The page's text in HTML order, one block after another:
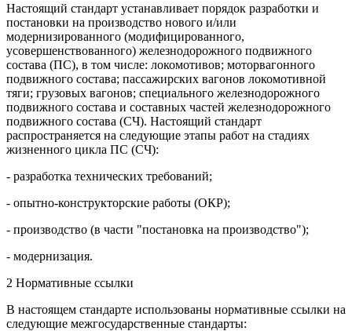
Настоящий стандарт устанавливает порядок разработки и
постановки на производство нового и/или
модернизированного (модифицированного,
усовершенствованного) железнодорожного подвижного
состава (ПС), в том числе: локомотивов; моторвагонного
подвижного состава; пассажирских вагонов локомотивной
тяги; грузовых вагонов; специального железнодорожного
подвижного состава и составных частей железнодорожного
подвижного состава (СЧ). Настоящий стандарт
распространяется на следующие этапы работ на стадиях
жизненного цикла ПС (СЧ):
- разработка технических требований;
- опытно-конструкторские работы (ОКР);
- производство (в части "постановка на производство");
- модернизация.
2 Нормативные ссылки
В настоящем стандарте использованы нормативные ссылки на
следующие межгосударственные стандарты: